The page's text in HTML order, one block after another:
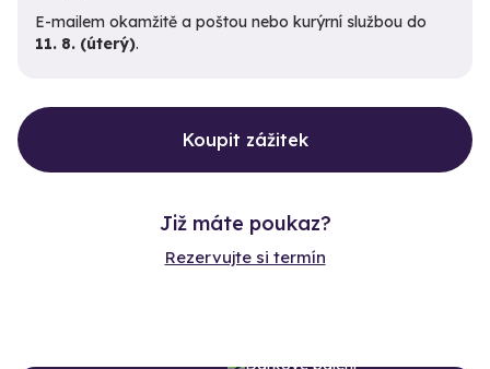
E-mailem okamžitě a poštou nebo kurýrní službou do
11. 8. (úterý).
Koupit zážitek
Již máte poukaz?
Rezervujte si termín